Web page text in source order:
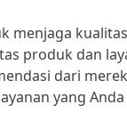
menjaga
produk dan
dari
yang